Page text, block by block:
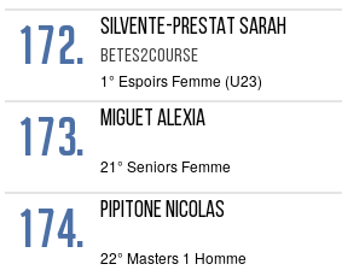
172. SILVENTE-PRESTAT SARAH
BETES2COURSE
1° Espoirs Femme (U23)
173. MIGUET ALEXIA
21° Seniors Femme
174. PIPITONE NICOLAS
22° Masters 1 Homme